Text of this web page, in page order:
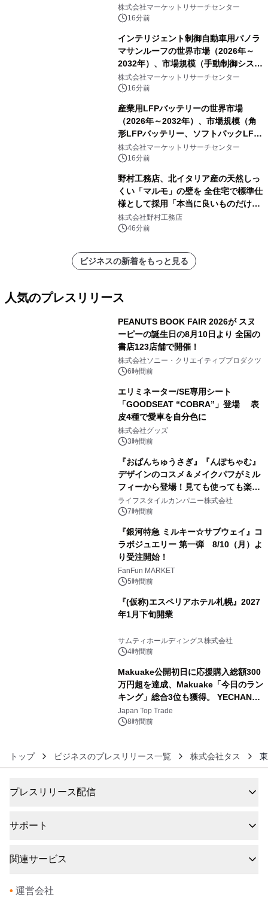
阻害剤、DNA損傷薬、その他）・分析
レポートを発表
株式会社マーケットリサーチセンター
16分前
インテリジェント制御自動車用パノラ
マサンルーフの世界市場（2026年～
2032年）、市場規模（手動制御システ
ム、自動ワンタッチ制御システム、セ
ンサーベースのインテリジェント制御
株式会社マーケットリサーチセンター
16分前
産業用LFPバッテリーの世界市場
（2026年～2032年）、市場規模（角
形LFPバッテリー、ソフトパックLFP
バッテリー、円筒形LFPバッテリ
ー）・分析レポートを発表
株式会社マーケットリサーチセンター
16分前
野村工務店、北イタリア産の天然しっ
くい「マルモ」の壁を 全住宅で標準仕
様として採用「本当に良いものだけに
こだわる」
株式会社野村工務店
46分前
ビジネスの新着をもっと見る
人気のプレスリリース
PEANUTS BOOK FAIR 2026が スヌ
ーピーの誕生日の8月10日より 全国の
書店123店舗で開催！
株式会社ソニー・クリエイティブプロダクツ
6時間前
エリミネーター/SE専用シート
「GOODSEAT “COBRA”」登場 表
皮4種で愛車を自分色に
株式会社グッズ
3時間前
『おぱんちゅうさぎ』『んぽちゃむ』
デザインのコスメ＆メイクパフがミル
フィーから登場！見ても使っても楽し
い、ポップでキュートなコレクショ
ン。
ライフスタイルカンパニー株式会社
7時間前
『銀河特急 ミルキー☆サブウェイ』コ
ラボジュエリー 第一弾 8/10（月）よ
り受注開始！
FanFun MARKET
5時間前
『(仮称)エスペリアホテル札幌』2027
年1月下旬開業
サムティホールディングス株式会社
4時間前
Makuake公開初日に応援購入総額300
万円超を達成、Makuake「今日のラン
キング」総合3位も獲得。 YECHAN音
浴シンギングボウル第2弾の大型サイ
ズ（XL・2XL・3XL）を先行販売中
Japan Top Trade
8時間前
トップ ビジネスのプレスリリース一覧 株式会社タス
プレスリリース配信
サポート
関連サービス
• 運営会社